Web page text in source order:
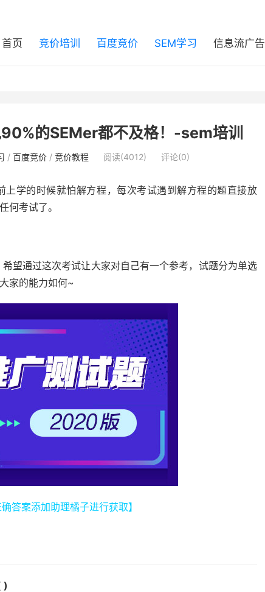
首页 竞价培训 百度竞价 SEM学习 信息流广告
的SEMer都不及格！-sem培训
/ 百度竞价 / 竞价教程 阅读(4012) 评论(0)
学的时候就怕解方程，每次考试遇到解方程的题直接放
何考试了。
望通过这次考试让大家对自己有一个参考，试题分为单选
家的能力如何~
确答案添加助理橘子进行获取】
)